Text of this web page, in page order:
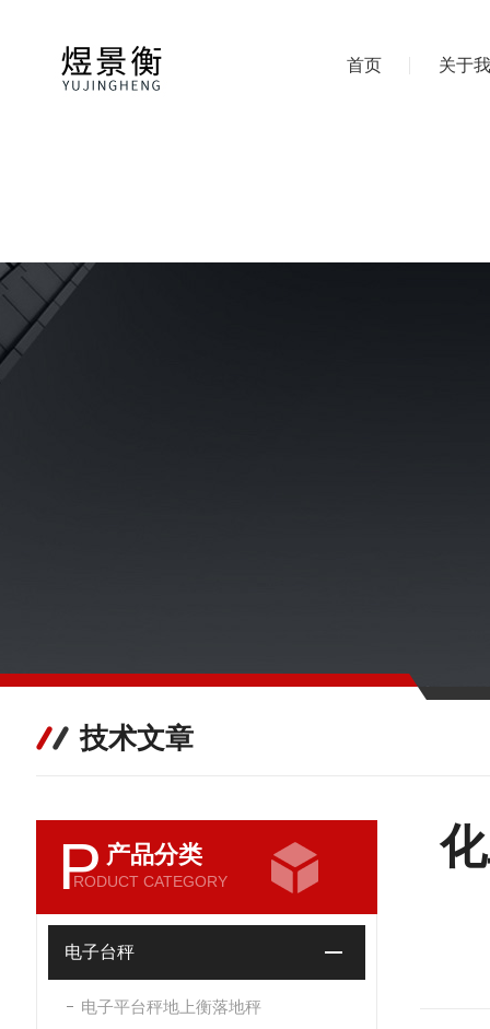
首页 关于
技术文章
P 产品分类
RODUCT CATEGORY
电子台秤
电子平台秤地上衡落地秤